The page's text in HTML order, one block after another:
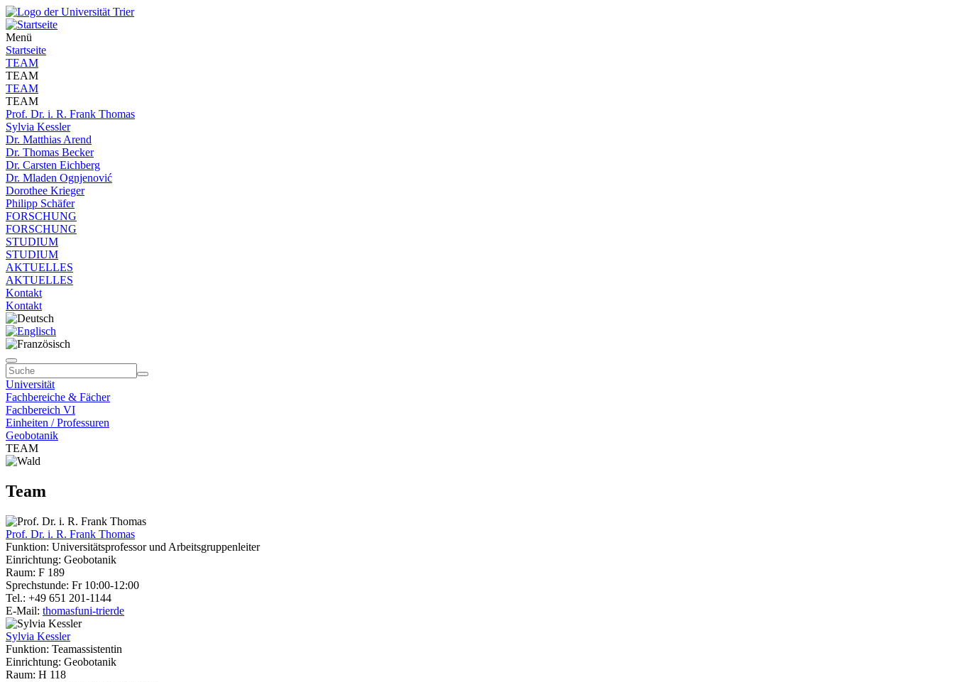
Menü
Startseite
TEAM
TEAM
TEAM
TEAM
Prof. Dr. i. R. Frank Thomas
Sylvia Kessler
Dr. Matthias Arend
Dr. Thomas Becker
Dr. Carsten Eichberg
Dr. Mladen Ognjenović
Dorothee Krieger
Philipp Schäfer
FORSCHUNG
FORSCHUNG
STUDIUM
STUDIUM
AKTUELLES
AKTUELLES
Kontakt
Kontakt
Universität
Fachbereiche & Fächer
Fachbereich VI
Einheiten / Professuren
Geobotanik
TEAM
Team
Prof. Dr. i. R. Frank Thomas
Funktion: Universitätsprofessor und Arbeitsgruppenleiter
Einrichtung: Geobotanik
Raum: F 189
Sprechstunde: Fr 10:00-12:00
Tel.: +49 651 201-1144
E-Mail: thomasfuni-trierde
Sylvia Kessler
Funktion: Teamassistentin
Einrichtung: Geobotanik
Raum: H 118